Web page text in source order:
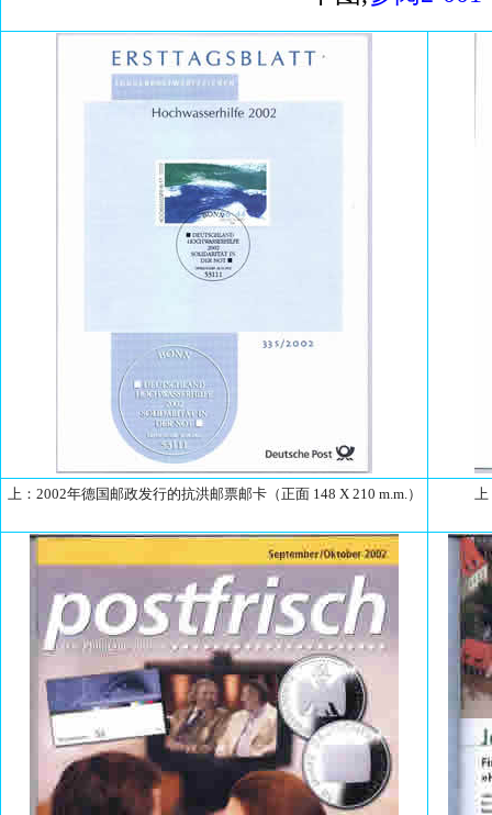
上：2002年德国邮政发行的抗洪邮票邮卡（正面 148 X 210 m.m.） 上